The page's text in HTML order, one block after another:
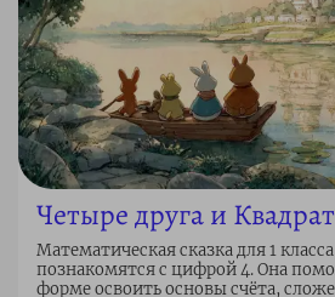
Четыре друга и
Математическая сказка для 1
познакомятся с цифрой 4. Она
форме освоить основы счёта,